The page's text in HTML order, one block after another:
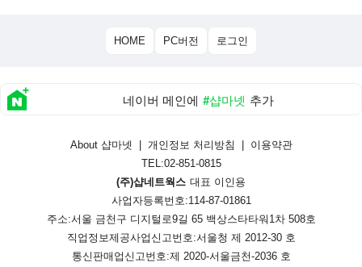
HOME PC버전 로그인
네이버 메인에 #샵마넷 추가
About 샵마넷 개인정보 처리방침
이용약관
TEL:02-851-0815
(주)샵네트웍스 대표 이인용
사업자등록번호:114-87-01861
주소:서울 금천구 디지털로9길 65 백상스타타워1차 508호
직업정보제공사업신고번호:서울청 제 2012-30 호
통신판매업신고번호:제 2020-서울금천-2036 호